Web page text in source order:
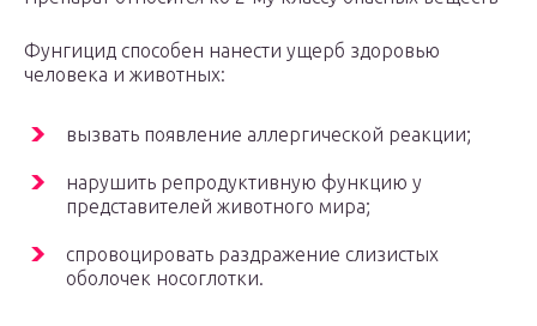
Фунгицид способен нанести ущерб здоровью
человека и животных:
вызвать появление аллергической реакции;
нарушить репродуктивную функцию у
представителей животного мира;
спровоцировать раздражение слизистых
оболочек носоглотки.